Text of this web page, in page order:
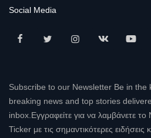
Social Media
Subscribe to our Newsletter Be in the
breaking news and top stories
inbox.Εγγραφείτε για να λαμβάνετε
Ticker με τις σημαντικότερες ειδήσεις